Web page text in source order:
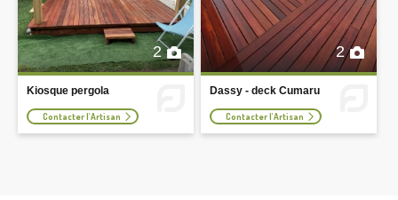
2
Kiosque pergola
Contacter l'Artisan
2
Dassy - deck Cumaru
Contacter l'Artisan